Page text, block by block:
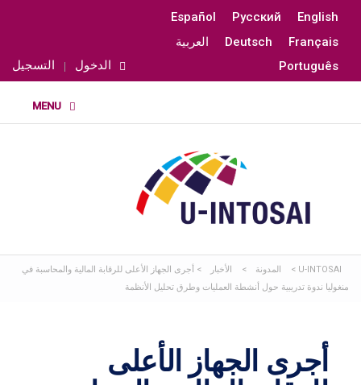
English
Русский
Español
Français
Deutsch
العربية
Português
الدخول التسجيل
U-INTOSAI
> المدونة > الأخبار >
أجرى الجهاز الأعلى للرقابة المالية والمحاسبة في
منغوليا ندوة تدريبية حول أنشطة العمليات وطرق تحليل الأنظمة
أجرى الجهاز الأعلى